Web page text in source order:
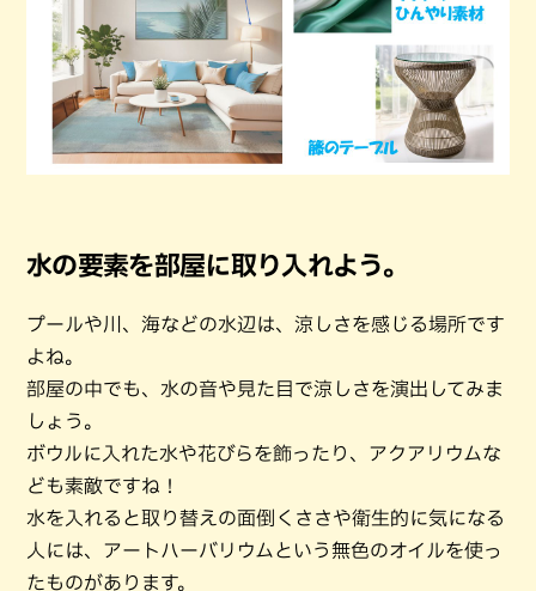
水の要素を部屋に取り入れよう。
プールや川、海などの水辺は、涼しさを感じる場所です
よね。
部屋の中でも、水の音や見た目で涼しさを演出してみま
しょう。
ボウルに入れた水や花びらを飾ったり、アクアリウムな
ども素敵ですね！
水を入れると取り替えの面倒くささや衛生的に気になる
人には、アートハーバリウムという無色のオイルを使っ
たものがあります。